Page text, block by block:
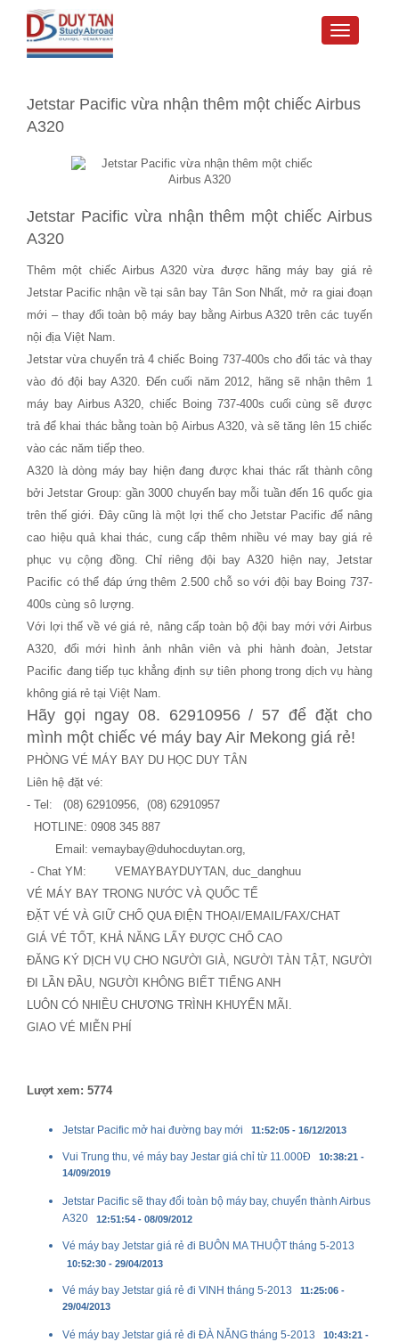
Toggle
Jetstar Pacific vừa nhận thêm một chiếc Airbus
A320
Jetstar Pacific vừa nhận thêm một chiếc Airbus
A320
Thêm một chiếc Airbus A320 vừa được hãng máy bay giá rẻ
Jetstar Pacific nhận về tại sân bay Tân Son Nhất, mở ra giai đoạn
mới – thay đổi toàn bộ máy bay bằng Airbus A320 trên các tuyến
nội địa Việt Nam.
Jetstar vừa chuyển trả 4 chiếc Boing 737-400s cho đối tác và thay
vào đó đội bay A320. Đến cuối năm 2012, hãng sẽ nhận thêm 1
máy bay Airbus A320, chiếc Boing 737-400s cuối cùng sẽ được
trả để khai thác bằng toàn bộ Airbus A320, và sẽ tăng lên 15 chiếc
vào các năm tiếp theo.
A320 là dòng máy bay hiện đang được khai thác rất thành công
bởi Jetstar Group: gần 3000 chuyến bay mỗi tuần đến 16 quốc gia
trên thế giới. Đây cũng là một lợi thế cho Jetstar Pacific để nâng
cao hiệu quả khai thác, cung cấp thêm nhiều vé may bay giá rẻ
phục vụ cộng đồng. Chỉ riêng đội bay A320 hiện nay, Jetstar
Pacific có thể đáp ứng thêm 2.500 chỗ so với đội bay Boing 737-
400s cùng sô lượng.
Với lợi thế về vé giá rẻ, nâng cấp toàn bộ đội bay mới với Airbus
A320, đổi mới hình ảnh nhân viên và phi hành đoàn, Jetstar
Pacific đang tiếp tục khẳng định sự tiên phong trong dịch vụ hàng
không giá rẻ tại Việt Nam.
Hãy gọi ngay 08. 62910956 / 57 để đặt cho
mình một chiếc vé máy bay Air Mekong giá rẻ!
PHÒNG VÉ MÁY BAY DU HỌC DUY TÂN
Liên hệ đặt vé:
- Tel: (08) 62910956, (08) 62910957
HOTLINE: 0908 345 887
Email: vemaybay@duhocduytan.org,
- Chat YM: VEMAYBAYDUYTAN, duc_danghuu
VÉ MÁY BAY TRONG NƯỚC VÀ QUỐC TẾ
ÐẶT VÉ VÀ GIỮ CHỔ QUA ÐIỆN THOẠI/EMAIL/FAX/CHAT
GIÁ VÉ TỐT, KHẢ NĂNG LẤY ÐƯỢC CHỔ CAO
ÐĂNG KÝ DỊCH VỤ CHO NGƯỜI GIÀ, NGƯỜI TÀN TẬT, NGƯỜI
ÐI LẦN ÐẦU, NGƯỜI KHÔNG BIẾT TIẾNG ANH
LUÔN CÓ NHIỀU CHƯƠNG TRÌNH KHUYẾN MÃI.
GIAO VÉ MIỄN PHÍ
Lượt xem: 5774
Jetstar Pacific mở hai đường bay mới 11:52:05 - 16/12/2013
Vui Trung thu, vé máy bay Jestar giá chỉ từ 11.000Đ 10:38:21 -
14/09/2019
Jetstar Pacific sẽ thay đổi toàn bộ máy bay, chuyển thành Airbus
A320 12:51:54 - 08/09/2012
Vé máy bay Jetstar giá rẻ đi BUÔN MA THUỘT tháng 5-2013
10:52:30 - 29/04/2013
Vé máy bay Jetstar giá rẻ đi VINH tháng 5-2013 11:25:06 -
29/04/2013
Vé máy bay Jetstar giá rẻ đi ĐÀ NẴNG tháng 5-2013 10:43:21 -